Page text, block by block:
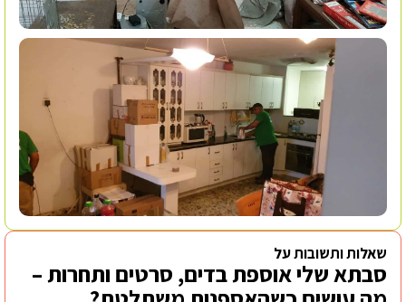
שאלות ותשובות על
סבתא שלי אוספת בדים, סרטים ותחרות –